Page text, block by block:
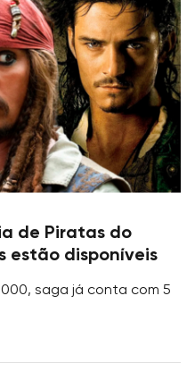
de Piratas do
estão disponíveis
saga já conta com 5